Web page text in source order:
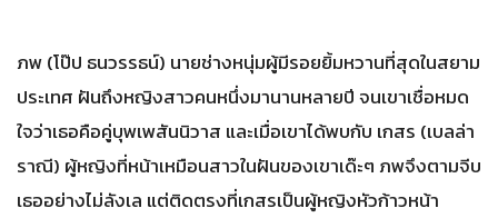
ภพ (โป๊ป ธนวรรธน์) นายช่างหนุ่มผู้มีรอยยิ้มหวานที่สุดในสยาม
ประเทศ ฝันถึงหญิงสาวคนหนึ่งมานานหลายปี จนเขาเชื่อหมด
ใจว่าเธอคือคู่บุพเพสันนิวาส และเมื่อเขาได้พบกับ เกสร (เบลล่า
ราณี) ผู้หญิงที่หน้าเหมือนสาวในฝันของเขาเด๊ะๆ ภพจึงตามจีบ
เธออย่างไม่ลังเล แต่ติดตรงที่เกสรเป็นผู้หญิงหัวก้าวหน้า